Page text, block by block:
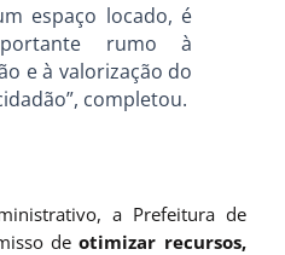
espaço locado, é
rumo à
e à valorização do
completou.
a Prefeitura de
deotimizar recursos,